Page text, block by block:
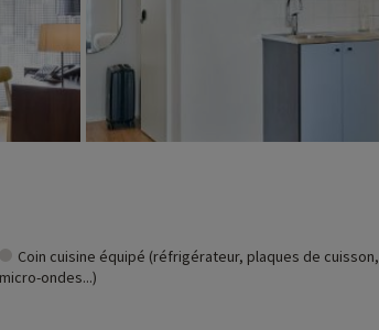
Coin cuisine équipé (réfrigérateur, plaques de cuisson,
micro-ondes...)